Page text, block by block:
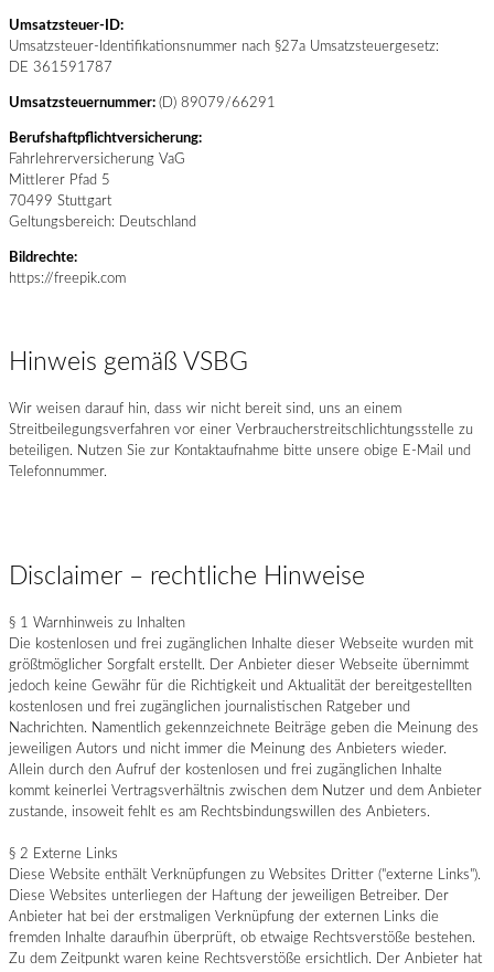
Umsatzsteuer-ID:
Umsatzsteuer-Identifikationsnummer nach §27a Umsatzsteuergesetz:
DE 361591787
Umsatzsteuernummer: (D) 89079/66291
Berufshaftpflichtversicherung:
Fahrlehrerversicherung VaG
Mittlerer Pfad 5
70499 Stuttgart
Geltungsbereich: Deutschland
Bildrechte:
https://freepik.com
Hinweis gemäß VSBG
Wir weisen darauf hin, dass wir nicht bereit sind, uns an einem
Streitbeilegungsverfahren vor einer Verbraucherstreitschlichtungsstelle zu
beteiligen. Nutzen Sie zur Kontaktaufnahme bitte unsere obige E-Mail und
Telefonnummer.
Disclaimer – rechtliche Hinweise
§ 1 Warnhinweis zu Inhalten
Die kostenlosen und frei zugänglichen Inhalte dieser Webseite wurden mit
größtmöglicher Sorgfalt erstellt. Der Anbieter dieser Webseite übernimmt
jedoch keine Gewähr für die Richtigkeit und Aktualität der bereitgestellten
kostenlosen und frei zugänglichen journalistischen Ratgeber und
Nachrichten. Namentlich gekennzeichnete Beiträge geben die Meinung des
jeweiligen Autors und nicht immer die Meinung des Anbieters wieder.
Allein durch den Aufruf der kostenlosen und frei zugänglichen Inhalte
kommt keinerlei Vertragsverhältnis zwischen dem Nutzer und dem Anbieter
zustande, insoweit fehlt es am Rechtsbindungswillen des Anbieters.
§ 2 Externe Links
Diese Website enthält Verknüpfungen zu Websites Dritter ("externe Links").
Diese Websites unterliegen der Haftung der jeweiligen Betreiber. Der
Anbieter hat bei der erstmaligen Verknüpfung der externen Links die
fremden Inhalte daraufhin überprüft, ob etwaige Rechtsverstöße bestehen.
Zu dem Zeitpunkt waren keine Rechtsverstöße ersichtlich. Der Anbieter hat